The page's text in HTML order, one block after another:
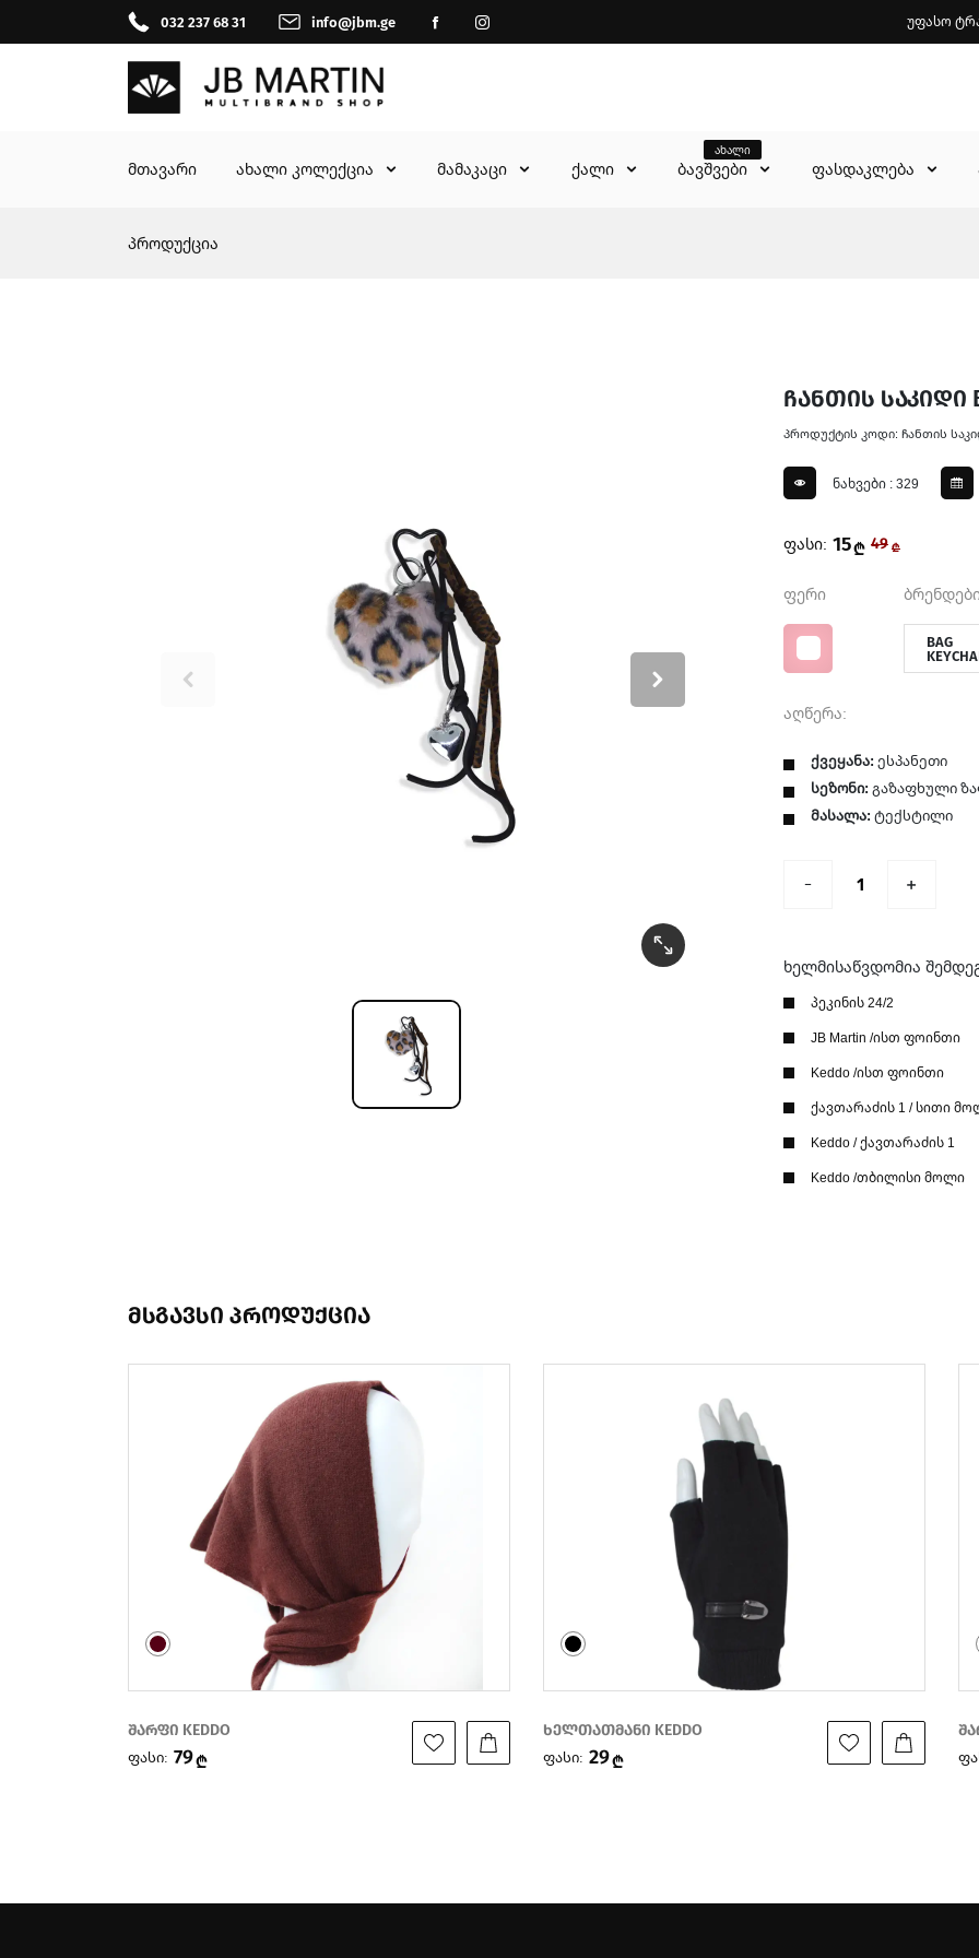
032 237 68 31 info@jbm.ge უფასო
მთავარი ახალი კოლექცია მამაკაცი ქალი ბავშვები
ახალი
ფასდაკლება
პროდუქცია
ჩანთის საკიდი
პროდუქტის კოდი: ჩანთის
ნახვები : 329
ფასი: 15₾ 49 ₾
ფერი
BAG
აღწერა:
ქვეყანა: ესპანეთი
სეზონი: გაზაფხული
მასალა: ტექსტილი
ხელმისაწვდომია
პეკინის 24/2
JB Martin /ისთ ფოინთი
Keddo /ისთ ფოინთი
ქავთარაძის 1 / სითი
Keddo / ქავთარაძის 1
Keddo /თბილისი მოლი
მსგავსი პროდუქცია
შარფი KEDDO
ფასი: 79₾
ხელთათმანი KEDDO
ფასი: 29₾